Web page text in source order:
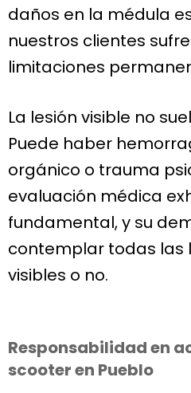
daños en la médula
nuestros clientes
limitaciones
La lesión visible no
Puede haber
orgánico o trauma
evaluación médica
fundamental, y su
contemplar todas las
visibles o no.
Responsabilidad en
scooter en Pueblo